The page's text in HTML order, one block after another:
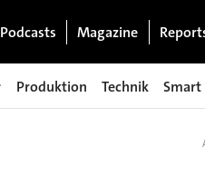
Podcasts Magazine
Produktion Technik Smart